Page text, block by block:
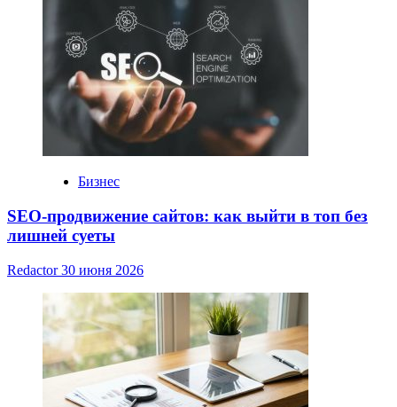
Бизнес
SEO-продвижение сайтов: как выйти в топ без
лишней суеты
Redactor30 июня 2026